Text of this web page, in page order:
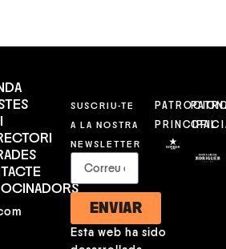
SUSCRIU-TE
A LA NOSTRA
NEWSLETTER
ENVIAR
Esta web ha sido
PRINCIPAL